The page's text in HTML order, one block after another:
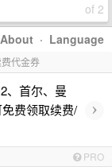
of 2
About · Language
代金券
、首尔、曼
费领取续费/
›
PRO